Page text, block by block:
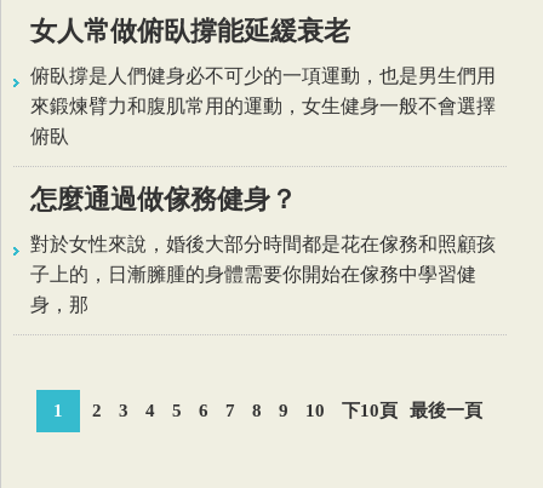
女人常做俯臥撐能延緩衰老
俯臥撐是人們健身必不可少的一項運動，也是男生們用
來鍛煉臂力和腹肌常用的運動，女生健身一般不會選擇
俯臥
怎麼通過做傢務健身？
對於女性來說，婚後大部分時間都是花在傢務和照顧孩
子上的，日漸臃腫的身體需要你開始在傢務中學習健
身，那
1 2 3 4 5 6 7 8 9 10 下10頁 最後一頁